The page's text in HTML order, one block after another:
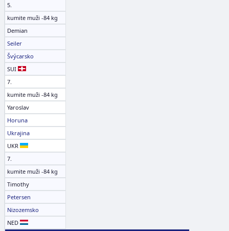
5.
kumite muži -84 kg
Demian
Seiler
Švýcarsko
SUI
7.
kumite muži -84 kg
Yaroslav
Horuna
Ukrajina
UKR
7.
kumite muži -84 kg
Timothy
Petersen
Nizozemsko
NED